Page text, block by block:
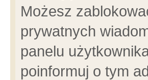
Możesz
prywatnych
panelu
poinformuj o tym